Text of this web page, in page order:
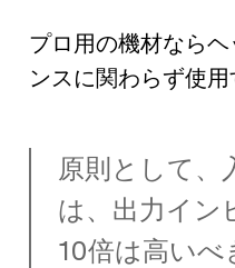
プロ用の機材なら
ンスに関わらず使用
原則として、
は、出力イン
10倍は高い